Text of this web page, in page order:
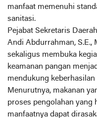
manfaat memenuhi
sanitasi.
‎Pejabat Sekretaris
Andi Abdurrahman, S.E.,
sekaligus membuka
keamanan pangan
mendukung
Menurutnya, makanan
proses pengolahan yang
manfaatnya dapat